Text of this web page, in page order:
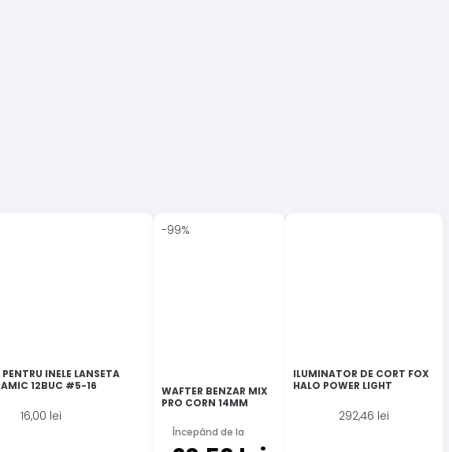
INELE LANSETA
12BUC #5-16
16,00 lei
-99%
WAFTER BENZAR MIX
PRO CORN 14MM
Începând de la
ILUMINATOR DE CORT FOX
HALO POWER LIGHT
292,46 lei